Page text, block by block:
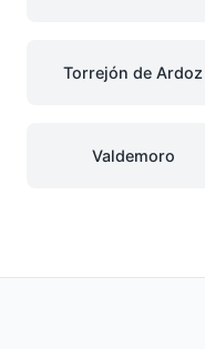
Torrejón de Ardoz
Valdemoro